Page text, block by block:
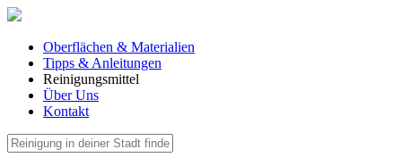
Oberflächen & Materialien
Tipps & Anleitungen
Reinigungsmittel
Über Uns
Kontakt